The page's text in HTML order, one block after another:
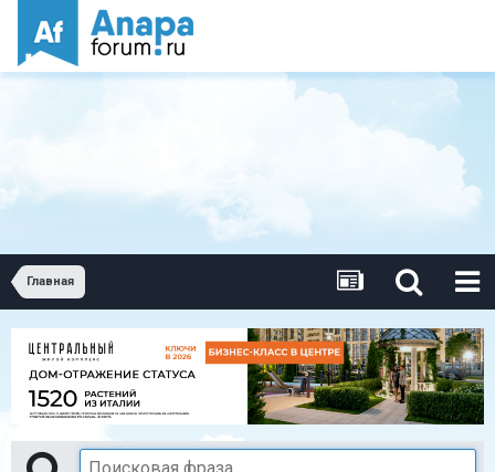
Главная